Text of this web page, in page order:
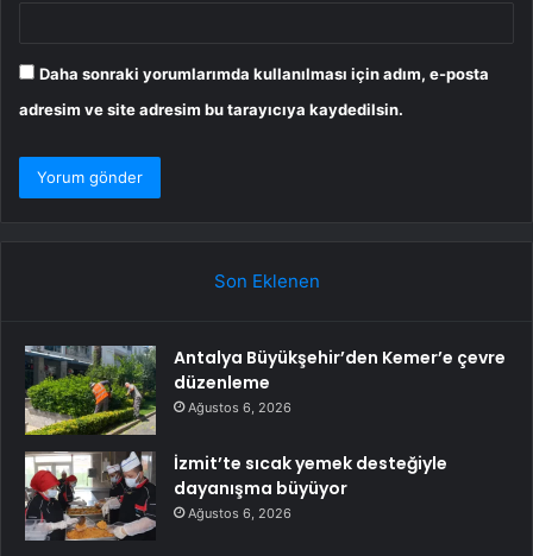
Daha sonraki yorumlarımda kullanılması için adım, e-posta
adresim ve site adresim bu tarayıcıya kaydedilsin.
Son Eklenen
Antalya Büyükşehir’den Kemer’e çevre
düzenleme
Ağustos 6, 2026
İzmit’te sıcak yemek desteğiyle
dayanışma büyüyor
Ağustos 6, 2026